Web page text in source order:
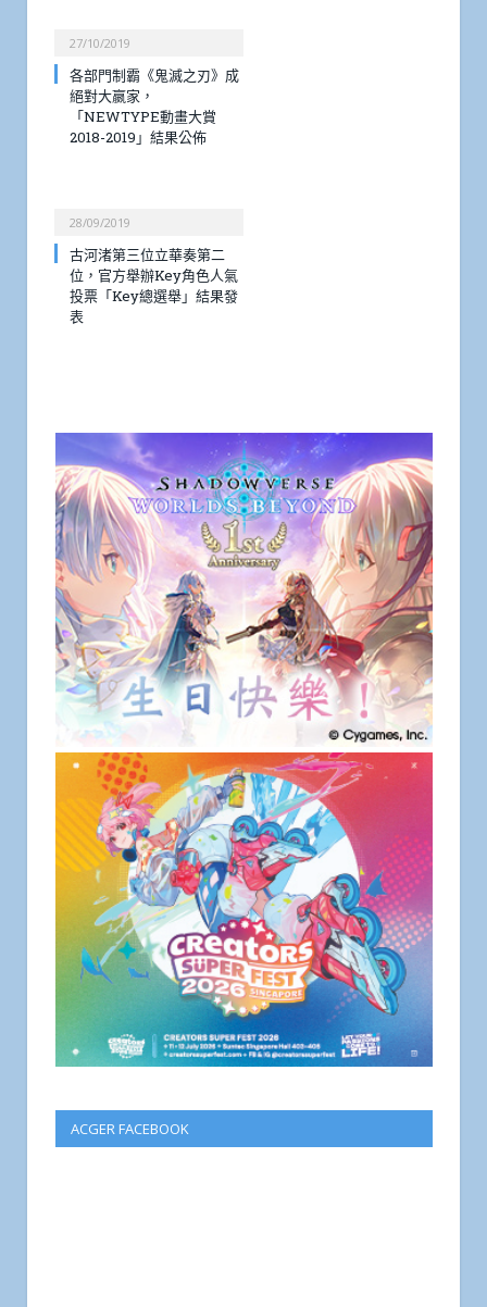
27/10/2019
各部門制霸《鬼滅之刃》成
絕對大嬴家，
「NEWTYPE動畫大賞
2018-2019」結果公佈
28/09/2019
古河渚第三位立華奏第二
位，官方舉辦Key角色人氣
投票「Key總選舉」結果發
表
ACGER FACEBOOK